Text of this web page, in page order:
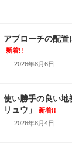
アプローチの配置
新着!!
2026年8月6日
使い勝手の良い地
リュウ」
新着!!
2026年8月4日